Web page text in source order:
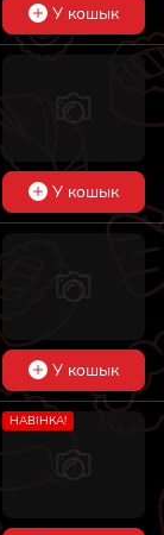
У кошык
У кошык
У кошык
НАВIНКА!